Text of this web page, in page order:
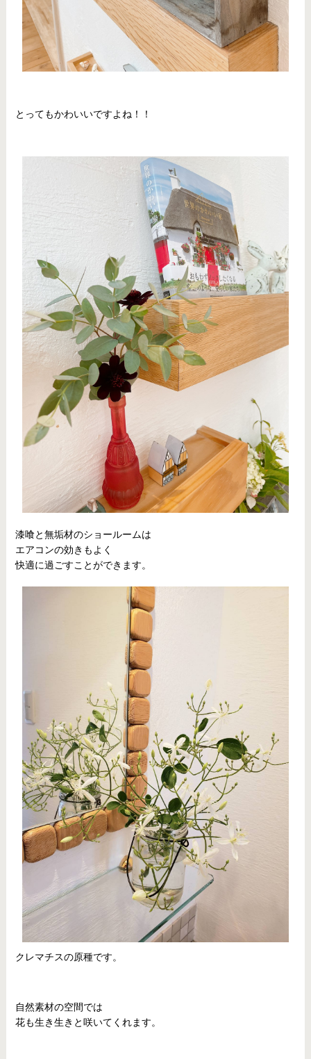
とってもかわいいですよね！！
漆喰と無垢材のショールームは
エアコンの効きもよく
快適に過ごすことができます。
クレマチスの原種です。
自然素材の空間では
花も生き生きと咲いてくれます。